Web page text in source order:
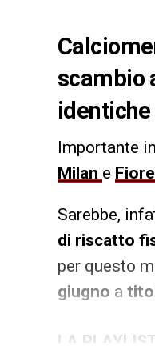
scambio
Importante
Milan e
Sarebbe,
di riscatto
per questo
giugno a
LA